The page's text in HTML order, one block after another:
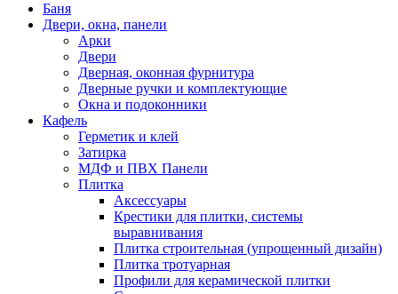
Баня
Двери, окна, панели
Арки
Двери
Дверная, оконная фурнитура
Дверные ручки и комплектующие
Окна и подоконники
Кафель
Герметик и клей
Затирка
МДФ и ПВХ Панели
Плитка
Аксессуары
Крестики для плитки, системы
выравнивания
Плитка строительная (упрощенный дизайн)
Плитка тротуарная
Профили для керамической плитки